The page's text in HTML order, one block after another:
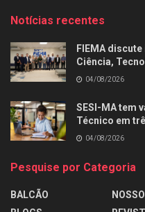
Notícias recentes
FIEMA
Ciência,
04/08/2026
SESI-MA tem
Técnico em
04/08/2026
Pesquise por Categoria
BALCÃO